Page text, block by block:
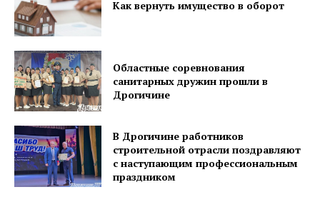
Редакция "ДВ"
Наша гісторыя
Контакты
Правила использования материалов
Как вернуть имущество в оборот
Областные соревнования
санитарных дружин прошли в
Дрогичине
В Дрогичине работников
строительной отрасли поздравляют
с наступающим профессиональным
праздником